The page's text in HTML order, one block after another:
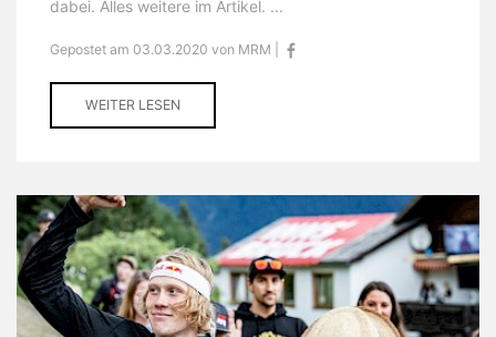
dabei. Alles weitere im Artikel. ...
Gepostet am 03.03.2020 von MRM |
WEITER LESEN